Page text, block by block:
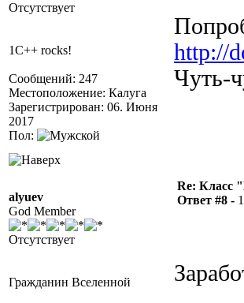
Отсутствует
1C++ rocks!
Сообщений: 247
Местоположение: Калуга
Зарегистрирован: 06. Июня
2017
Пол:
http://
Чуть-
alyuev
God Member
Отсутствует
Гражданин Вселенной
Re: Класс
Ответ #8 -